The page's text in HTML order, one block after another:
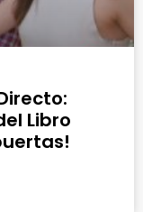
Libro